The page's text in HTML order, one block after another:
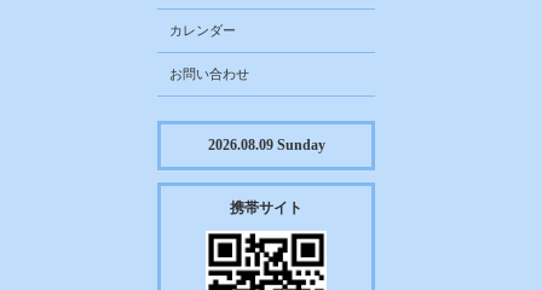
カレンダー
お問い合わせ
2026.08.09 Sunday
携帯サイト